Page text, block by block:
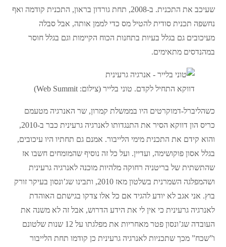
שעיכב את התכנית. ב-2008, תחת גורדון בראון, התכנית קודמה ואף
נחשפה תכנית סודית להטיל מס כדי לממן אותה, אבל סבלה
מעיכובים גם בגלל בעיות בתחנות הכוח הקיימות וגם בגלל חוסר
במהנדסים מתאימים.
דווקא התחיל לקדם. טוני בלייר (צילום: Web Summit)
כשהליברל-דמוקרטים היו בממשלת קמרון, שר האנרגיה מטעמם
כריס הון דווקא הסיר את התנגדותו לאנרגיה גרעינית כבר ב-2010,
והוא קידם את התכנית מימי הלייבור. אמנם גם תחתיו היו עיכובים,
בגלל אסון פוקושימה, ועדיין. ועל כל זה נוסיף שהמומחים חשבו אז
שהתשתית של בריטניה רחוקה מלהיות מוכנה לאנרגיה גרעינית
ושהמפלגה השמרנית בשלטון מאז 2010, ותבינו שג’ונסון בעיקר זורק
בוץ. אני אגב לא יודע להגיד אם כל אלו צדקו בגישתם האוהדת
לאנרגיה גרעינית כי אין לי את הידע הדרוש, אבל זה לא משנה את
העובדה שג’ונסון פטר מאחריות את מפלגתו על 12 שנות שלטונם
ו”שכח” מכך שתכניות לאנרגיה גרעינית כן קודמו תחת הלייבור